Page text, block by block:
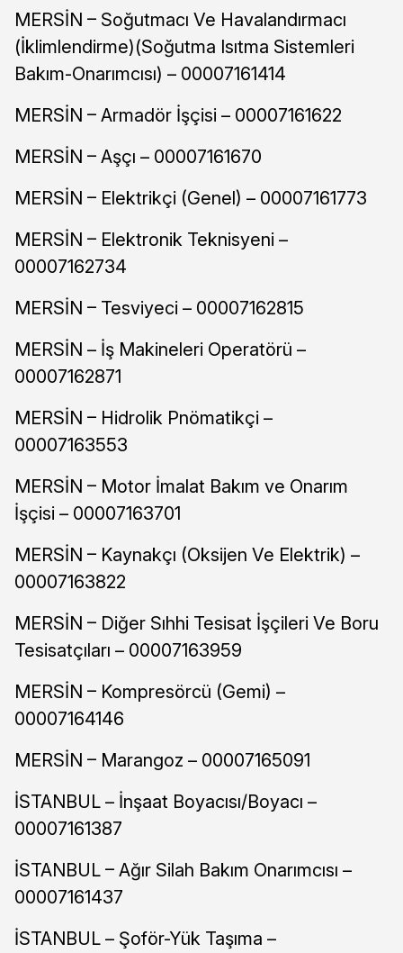
MERSİN – Soğutmacı Ve Havalandırmacı
(İklimlendirme)(Soğutma Isıtma Sistemleri
Bakım-Onarımcısı) – 00007161414
MERSİN – Armadör İşçisi – 00007161622
MERSİN – Aşçı – 00007161670
MERSİN – Elektrikçi (Genel) – 00007161773
MERSİN – Elektronik Teknisyeni –
00007162734
MERSİN – Tesviyeci – 00007162815
MERSİN – İş Makineleri Operatörü –
00007162871
MERSİN – Hidrolik Pnömatikçi –
00007163553
MERSİN – Motor İmalat Bakım ve Onarım
İşçisi – 00007163701
MERSİN – Kaynakçı (Oksijen Ve Elektrik) –
00007163822
MERSİN – Diğer Sıhhi Tesisat İşçileri Ve Boru
Tesisatçıları – 00007163959
MERSİN – Kompresörcü (Gemi) –
00007164146
MERSİN – Marangoz – 00007165091
İSTANBUL – İnşaat Boyacısı/Boyacı –
00007161387
İSTANBUL – Ağır Silah Bakım Onarımcısı –
00007161437
İSTANBUL – Şoför-Yük Taşıma –